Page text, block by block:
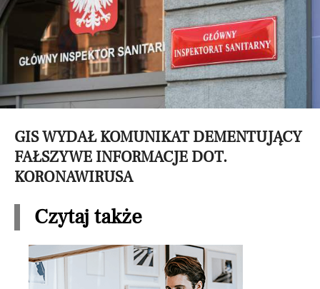
GIS WYDAŁ KOMUNIKAT DEMENTUJĄCY
FAŁSZYWE INFORMACJE DOT.
KORONAWIRUSA
Czytaj także